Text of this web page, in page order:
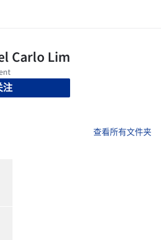
注
查看所有文件夹